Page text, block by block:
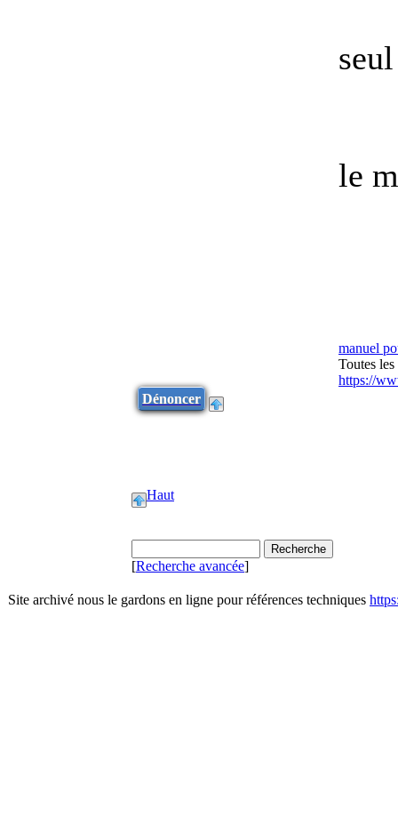
le
manuel
Toutes
https://
Dénoncer
Haut
[Recherche avancée]
Site archivé nous le gardons en ligne pour références techniques